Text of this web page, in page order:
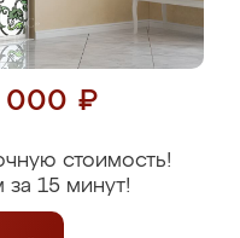
000 ₽
стоимость!
15 минут!